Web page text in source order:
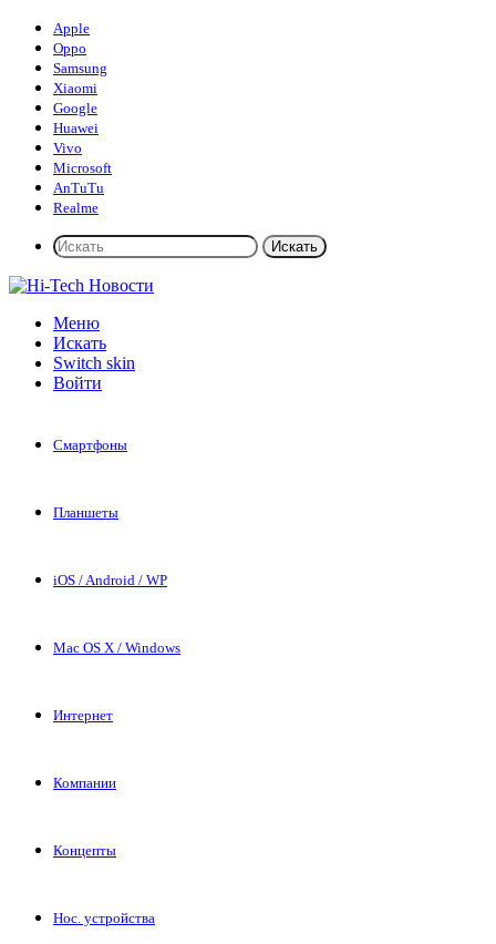
Apple
Oppo
Samsung
Xiaomi
Google
Huawei
Vivo
Microsoft
AnTuTu
Realme
Искать
Меню
Искать
Switch skin
Войти
Смартфоны
Планшеты
iOS / Android / WP
Mac OS X / Windows
Интернет
Компании
Концепты
Нос. устройства